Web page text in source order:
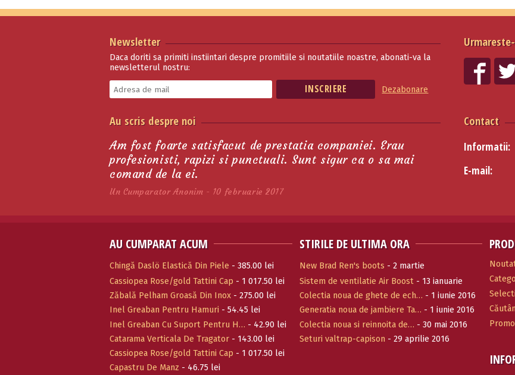
Newsletter
Daca doriti sa primiti instiintari despre promitiile si noutatiile noastre, abonati-va la
newsletterul nostru:
Dezabonare
Contact
Informatii:
E-mail:
Au scris despre noi
Am fost foarte satisfacut de prestatia companiei. Erau
profesionisti, rapizi si punctuali. Sunt sigur ca o sa mai
comand de la ei.
Un Cumparator Anonim - 10 februarie 2017
AU CUMPARAT ACUM
Chingă Daslö Elastică Din Piele - 385.00 lei
Cassiopea Rose/gold Tattini Cap - 1 017.50 lei
Zăbală Pelham Groasă Din Inox - 275.00 lei
Inel Greaban Pentru Hamuri - 54.45 lei
Inel Greaban Cu Suport Pentru H… - 42.90 lei
Catarama Verticala De Tragator - 143.00 lei
Cassiopea Rose/gold Tattini Cap - 1 017.50 lei
Capastru De Manz - 46.75 lei
STIRILE DE ULTIMA ORA
New Brad Ren's boots - 2 martie
Sistem de ventilatie Air Boost- 13 ianuarie
2017
Colectia noua de ghete de ech… - 1 iunie 2016
Generatia noua de jambiere Ta… - 1 iunie 2016
Colectia noua si reinnoita de… - 30 mai 2016
Seturi valtrap-capison - 29 aprilie 2016